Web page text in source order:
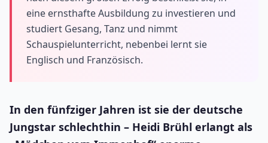
eine ernsthafte Ausbildung zu investieren und
studiert Gesang, Tanz und nimmt
Schauspielunterricht, nebenbei lernt sie
Englisch und Französisch.
In den fünfziger Jahren ist sie der deutsche
Jungstar schlechthin – Heidi Brühl erlangt als